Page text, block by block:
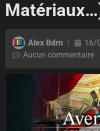
Alex Bdrn 16/
Aucun commentaire